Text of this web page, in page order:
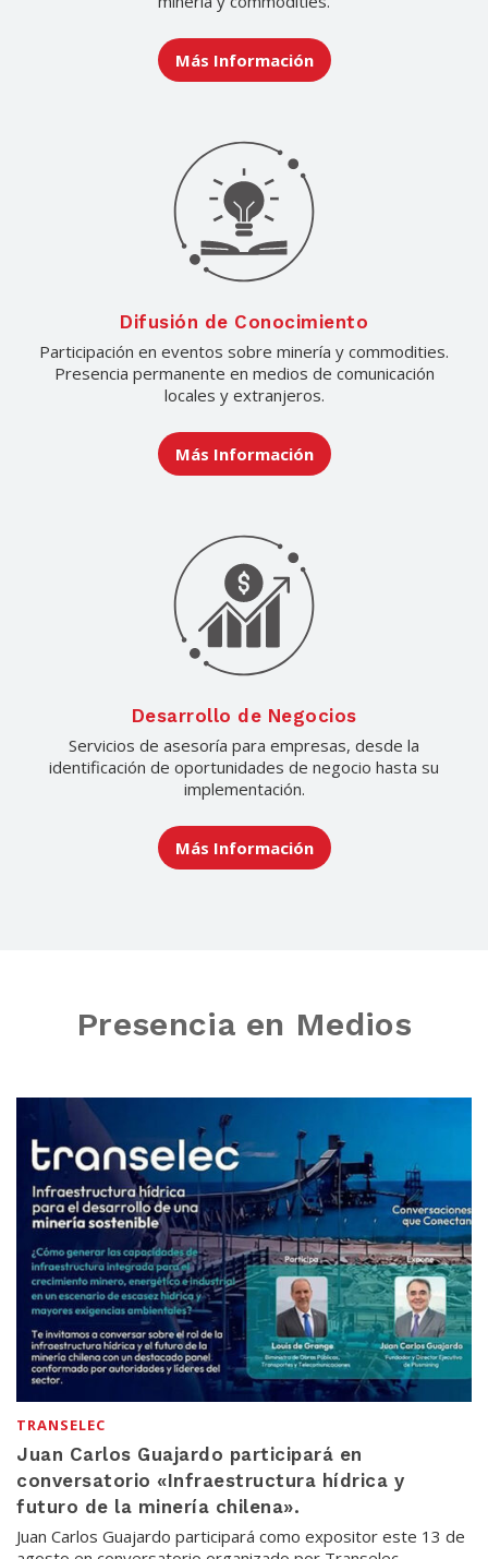
Más Información
Difusión de Conocimiento
Participación en eventos sobre minería y commodities.
Presencia permanente en medios de comunicación
locales y extranjeros.
Más Información
Desarrollo de Negocios
Servicios de asesoría para empresas, desde la
identificación de oportunidades de negocio hasta su
implementación.
Más Información
Presencia en Medios
TRANSELEC
Juan Carlos Guajardo participará en
conversatorio «Infraestructura hídrica y
futuro de la minería chilena».
Juan Carlos Guajardo participará como expositor este 13 de